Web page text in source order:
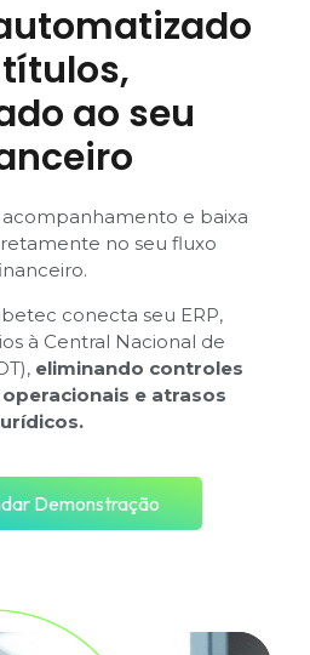
ao seu
acompanhamento e baixa
no seu fluxo
conecta seu ERP,
à Central Nacional de
eliminando controles
e atrasos
Demonstração